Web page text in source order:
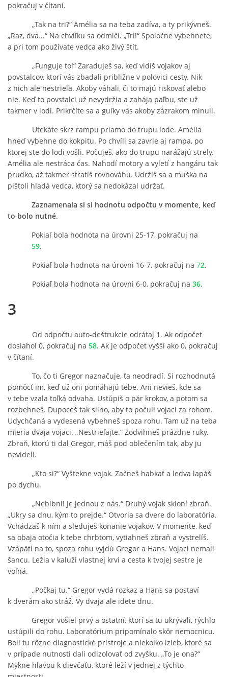
pokračuj v čítaní.
„Tak na tri?“ Amélia sa na teba zadíva, a ty prikývneš.
„Raz, dva...“ Na chvíľku sa odmlčí. „Tri!“ Spoločne vybehnete,
a pri tom používate vedca ako živý štít.
„Funguje to!“ Zaraduješ sa, keď vidíš vojakov aj
povstalcov, ktorí vás zbadali približne v polovici cesty. Nik
z nich ale nestrieľa. Akoby váhali, či to majú riskovať alebo
nie. Keď to povstalci už nevydržia a zahája paľbu, ste už
takmer v lodi. Prikrčíte sa a guľky vás akoby zázrakom minuli.
Utekáte skrz rampu priamo do trupu lode. Amélia
hneď vybehne do kokpitu. Po chvíli sa zavrie aj rampa, po
ktorej ste do lodi vošli. Počuješ, ako do trupu narážajú strely.
Amélia ale nestráca čas. Nahodí motory a vyletí z hangáru tak
prudko, až takmer stratíš rovnováhu. Udržíš sa a muška na
pištoli hľadá vedca, ktorý sa nedokázal udržať.
Zaznamenala si si hodnotu odpočtu v momente, keď
to bolo nutné.
Pokiaľ bola hodnota na úrovni 25-17, pokračuj na
59.
Pokiaľ bola hodnota na úrovni 16-7, pokračuj na 72.
Pokiaľ bola hodnota na úrovni 6-0, pokračuj na 36.
3
Od odpočtu auto-deštrukcie odrátaj 1. Ak odpočet
dosiahol 0, pokračuj na 58. Ak je odpočet vyšší ako 0, pokračuj
v čítaní.
To, čo ti Gregor naznačuje, ťa neodradí. Si rozhodnutá
pomôcť im, keď už oni pomáhajú tebe. Ani nevieš, kde sa
v tebe vzala toľká odvaha. Ustúpiš o pár krokov, a potom sa
rozbehneš. Dupoceš tak silno, aby to počuli vojaci za rohom.
Udychčaná a vydesená vybehneš spoza rohu. Tam už na teba
mieria dvaja vojaci. „Nestrieľajte.“ Zodvihneš prázdne ruky.
Zbraň, ktorú ti dal Gregor, máš pod oblečením tak, aby ju
nevideli.
„Kto si?“ Vyštekne vojak. Začneš habkať a ledva lapáš
po dychu.
„Neblbni! Je jednou z nás.“ Druhý vojak skloní zbraň.
„Ukry sa dnu, kým to prejde.“ Otvoria sa dvere do laboratória.
Vchádzaš k ním a sleduješ konanie vojakov. V momente, keď
sa obaja otočia k tebe chrbtom, vytiahneš zbraň a vystrelíš.
Vzápätí na to, spoza rohu vyjdú Gregor a Hans. Vojaci nemali
šancu. Ležia v kaluži vlastnej krvi a cesta k tvojej sestre je
voľná.
„Počkaj tu.“ Gregor vydá rozkaz a Hans sa postaví
k dverám ako stráž. Vy dvaja ale idete dnu.
Gregor vošiel prvý a ostatní, ktorí sa tu ukrývali, rýchlo
ustúpili do rohu. Laboratórium pripomínalo skôr nemocnicu.
Boli tu rôzne diagnostické prístroje a niekoľko izieb, ktoré sa
v prípade nutnosti dali odizolovať od zvyšku. „To je ona?“
Mykne hlavou k dievčaťu, ktoré leží v jednej z týchto